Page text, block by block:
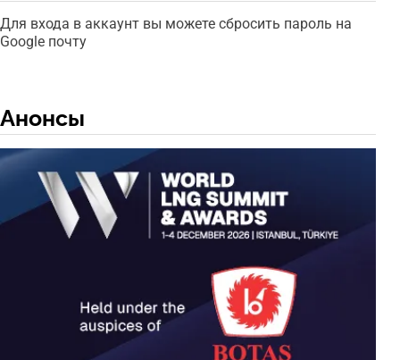
Для входа в аккаунт вы можете сбросить пароль на
Google почту
Анонсы